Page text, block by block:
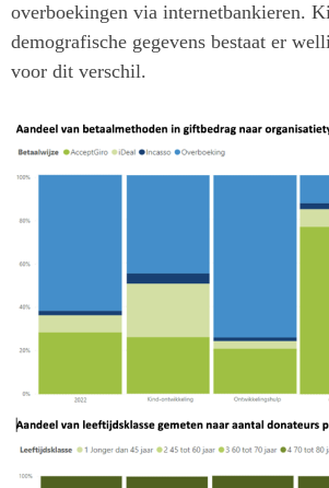
overboekingen via internetbankieren.
demografische gegevens bestaat er
voor dit verschil.